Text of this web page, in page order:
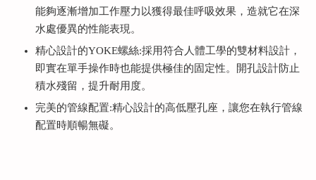
能夠逐漸增加工作壓力以獲得最佳呼吸效果，造就它在深
水處優異的性能表現。
精心設計的YOKE螺絲:採用符合人體工學的雙材料設計，
即實在單手操作時也能提供極佳的固定性。開孔設計防止
積水殘留，提升耐用度。
完美的管線配置:精心設計的高低壓孔座，讓您在執行管線
配置時順暢無礙。